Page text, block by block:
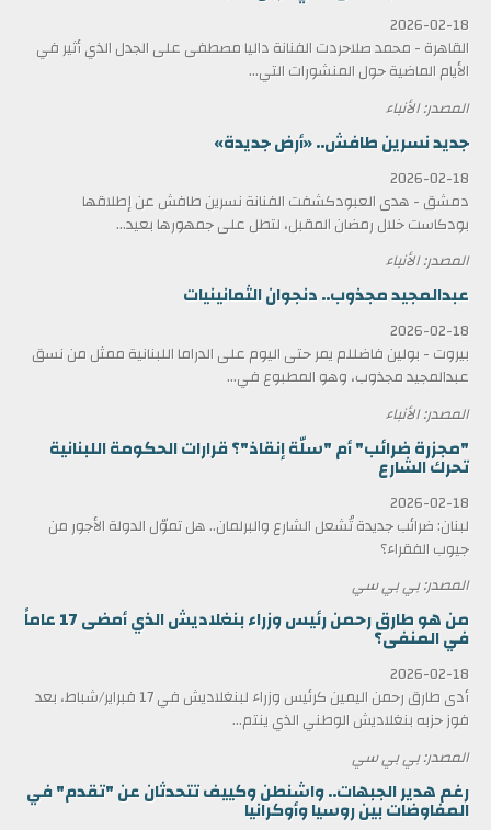
2026-02-18
القاهرة - محمد صلاحردت الفنانة داليا مصطفى على الجدل الذي أثير في
الأيام الماضية حول المنشورات التي...
المصدر: الأنباء
جديد نسرين طافش.. «أرض جديدة»
2026-02-18
دمشق - هدى العبودكشفت الفنانة نسرين طافش عن إطلاقها
بودكاست خلال رمضان المقبل، لتطل على جمهورها بعيد...
المصدر: الأنباء
عبدالمجيد مجذوب.. دنجوان الثمانينيات
2026-02-18
بيروت - بولين فاضللم يمر حتى اليوم على الدراما اللبنانية ممثل من نسق
عبدالمجيد مجذوب، وهو المطبوع في...
المصدر: الأنباء
"مجزرة ضرائب" أم "سلّة إنقاذ"؟ قرارات الحكومة اللبنانية
تحرك الشارع
2026-02-18
لبنان: ضرائب جديدة تُشعل الشارع والبرلمان.. هل تموّل الدولة الأجور من
جيوب الفقراء؟
المصدر: بي بي سي
من هو طارق رحمن رئيس وزراء بنغلاديش الذي أمضى 17 عاماً
في المنفى؟
2026-02-18
أدى طارق رحمن اليمين كرئيس وزراء لبنغلاديش في 17 فبراير/شباط، بعد
فوز حزبه بنغلاديش الوطني الذي ينتم...
المصدر: بي بي سي
رغم هدير الجبهات.. واشنطن وكييف تتحدثان عن "تقدم" في
المفاوضات بين روسيا وأوكرانيا